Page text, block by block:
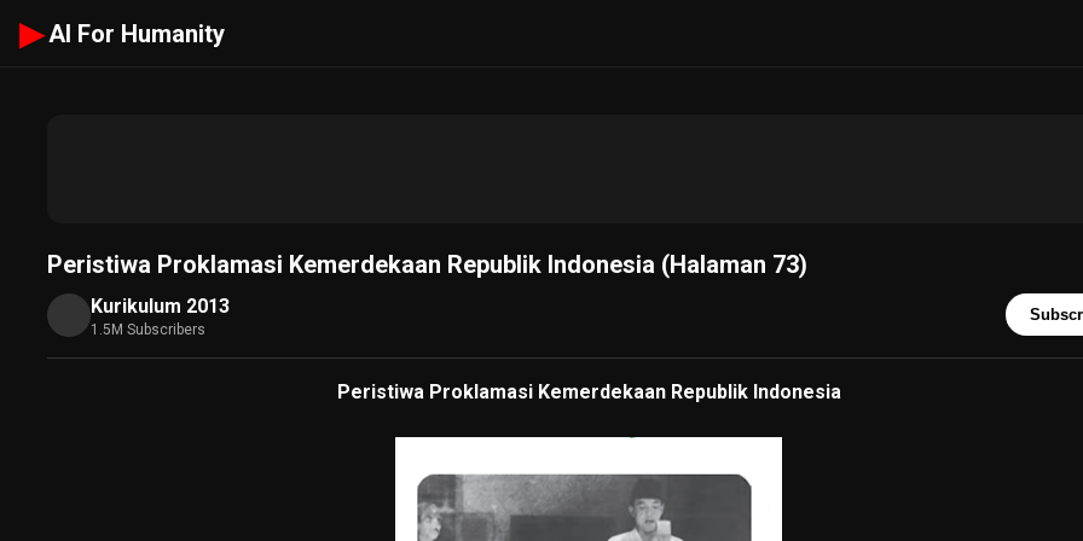
▶ AI For Humanity
Peristiwa Proklamasi Kemerdekaan Republik Indonesia (Halaman 73)
Kurikulum 2013
1.5M Subscribers
Peristiwa Proklamasi Kemerdekaan Republik Indonesia